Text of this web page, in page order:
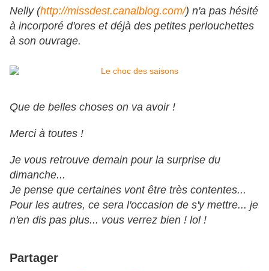
Nelly (http://missdest.canalblog.com/) n'a pas hésité
à incorporé d'ores et déjà des petites perlouchettes
à son ouvrage.
Que de belles choses on va avoir !
Merci à toutes !
Je vous retrouve demain pour la surprise du
dimanche...
Je pense que certaines vont être très contentes...
Pour les autres, ce sera l'occasion de s'y mettre... je
n'en dis pas plus... vous verrez bien ! lol !
Partager